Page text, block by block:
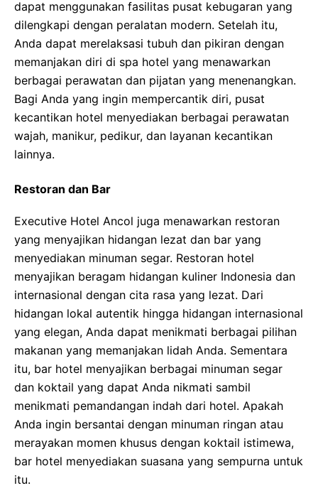
dapat menggunakan fasilitas pusat kebugaran yang
dilengkapi dengan peralatan modern. Setelah itu,
Anda dapat merelaksasi tubuh dan pikiran dengan
memanjakan diri di spa hotel yang menawarkan
berbagai perawatan dan pijatan yang menenangkan.
Bagi Anda yang ingin mempercantik diri, pusat
kecantikan hotel menyediakan berbagai perawatan
wajah, manikur, pedikur, dan layanan kecantikan
lainnya.
Restoran dan Bar
Executive Hotel Ancol juga menawarkan restoran
yang menyajikan hidangan lezat dan bar yang
menyediakan minuman segar. Restoran hotel
menyajikan beragam hidangan kuliner Indonesia dan
internasional dengan cita rasa yang lezat. Dari
hidangan lokal autentik hingga hidangan internasional
yang elegan, Anda dapat menikmati berbagai pilihan
makanan yang memanjakan lidah Anda. Sementara
itu, bar hotel menyajikan berbagai minuman segar
dan koktail yang dapat Anda nikmati sambil
menikmati pemandangan indah dari hotel. Apakah
Anda ingin bersantai dengan minuman ringan atau
merayakan momen khusus dengan koktail istimewa,
bar hotel menyediakan suasana yang sempurna untuk
itu.